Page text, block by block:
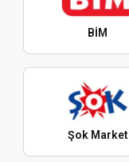
BİM
Şok Market